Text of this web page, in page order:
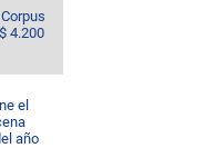
4.200
el
año